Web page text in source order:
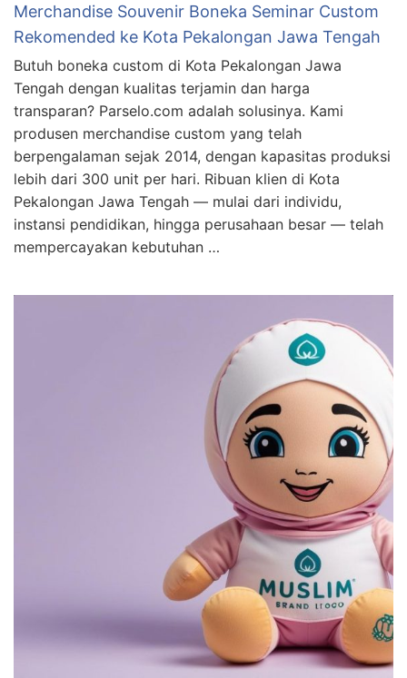
Merchandise Souvenir Boneka Seminar Custom
Rekomended ke Kota Pekalongan Jawa Tengah
Butuh boneka custom di Kota Pekalongan Jawa
Tengah dengan kualitas terjamin dan harga
transparan? Parselo.com adalah solusinya. Kami
produsen merchandise custom yang telah
berpengalaman sejak 2014, dengan kapasitas produksi
lebih dari 300 unit per hari. Ribuan klien di Kota
Pekalongan Jawa Tengah — mulai dari individu,
instansi pendidikan, hingga perusahaan besar — telah
mempercayakan kebutuhan …